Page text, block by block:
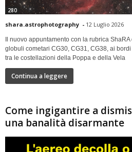
280
shara.astrophotography - 12 Luglio 2026
Il nuovo appuntamento con la rubrica
globuli cometari CG30, CG31, CG38, ai
tra le costellazioni della Poppa e della Vela
Continua a leggere
Come ingigantire a
una banalità disarmante